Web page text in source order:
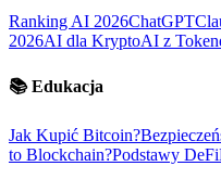
Ranking AI 2026ChatGPT
2026AI dla KryptoAI z
📚 Edukacja
Jak Kupić Bitcoin?
to Blockchain?Podstawy DeFi